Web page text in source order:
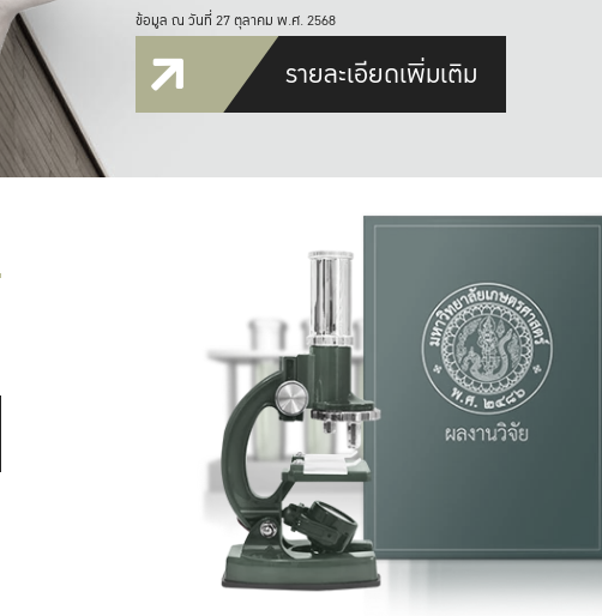
ข้อมูล ณ วันที่ 27 ตุลาคม พ.ศ. 2568
รายละเอียดเพิ่มเติม